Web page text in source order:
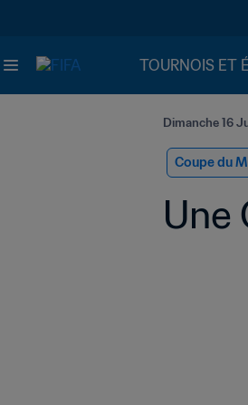
TOURNOIS ET
Dimanche 16
Coupe du
Une